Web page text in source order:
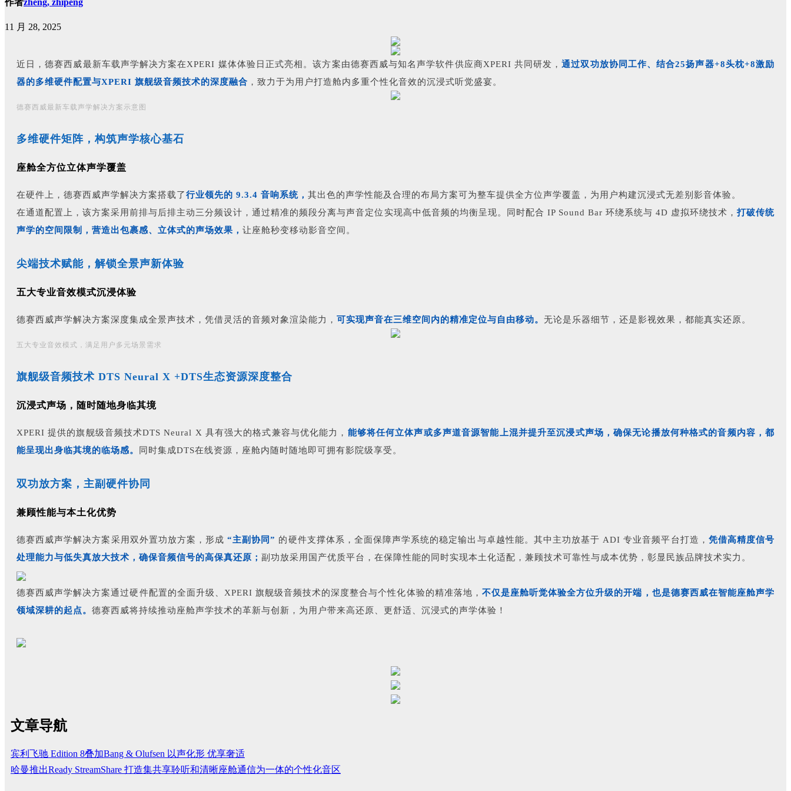
11 月 28, 2025
近日，德赛西威最新车载声学解决方案在XPERI 媒体体验日正式亮相。该方案由德赛西威与知名声学软件供应商XPERI 共同研发，通过双功放协同工作、结合25扬声器+8头枕+8激励
器的多维硬件配置与XPERI 旗舰级音频技术的深度融合 ，致力于为用户打造舱内多重个性化音效的沉浸式听觉盛宴 。
德赛西威最新车载声学解决方案示意图
多维硬件矩阵，构筑声学核心基石
座舱全方位立体声学覆盖
在硬件上，德赛西威声学解决方案搭载了行业领先的 9.3.4 音响系统， 其出色的声学性能及合理的布局方案可为整车提供全方位声学覆盖，为用户构建沉浸式无差别影音体验。
在通道配置上，该方案采用前排与后排主动三分频设计，通过精准的频段分离与声音定位实现高中低音频的均衡呈现。同时配合 IP Sound Bar 环绕系统与 4D 虚拟环绕技术，打破传统
声学的空间限制，营造出包裹感、立体式的声场效果， 让座舱秒变移动影音空间。
尖端技术赋能，解锁全景声新体验
五大专业音效模式沉浸体验
德赛西威声学解决方案深度集成全景声技术，凭借灵活的音频对象渲染能力， 可实现声音在三维空间内的精准定位与自由移动。 无论是乐器细节，还是影视效果，都能真实还原。
五大专业音效模式，满足用户多元场景需求
旗舰级音频技术 DTS Neural X +DTS生态资源深度整合
沉浸式声场，随时随地身临其境
XPERI 提供的旗舰级音频技术DTS Neural X 具有强大的格式兼容与优化能力， 能够将任何立体声或多声道音源智能上混并提升至沉浸式声场，确保无论播放何种格式的音频内容，都
能呈现出身临其境的临场感。
同时集成DTS在线资源，座舱内随时随地即可拥有影院级享受。
双功放方案，主副硬件协同
兼顾性能与本土化优势
德赛西威声学解决方案采用双外置功放方案，形成 “主副协同” 的硬件支撑体系，全面保障声学系统的稳定输出与卓越性能。其中主功放基于 ADI 专业音频平台打造， 凭借高精度信号
处理能力与低失真放大技术，确保音频信号的高保真还原； 副功放采用国产优质平台，在保障性能的同时实现本土化适配，兼顾技术可靠性与成本优势，彰显民族品牌技术实力。
德赛西威声学解决方案通过硬件配置的全面升级、XPERI 旗舰级音频技术的深度整合与个性化体验的精准落地， 不仅是座舱听觉体验全方位升级的开端，也是德赛西威在智能座舱声学
领域深耕的起点。 德赛西威将持续推动座舱声学技术的革新与创新，为用户带来高还原、更舒适、沉浸式的声学体验！
文章导航
宾利飞驰 Edition 8叠加Bang & Olufsen 以声化形 优享奢适
哈曼推出Ready StreamShare 打造集共享聆听和清晰座舱通信为一体的个性化音区